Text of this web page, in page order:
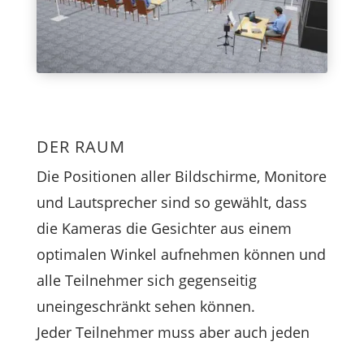
DER RAUM
Die Positionen aller Bildschirme, Monitore
und Lautsprecher sind so gewählt, dass
die Kameras die Gesichter aus einem
optimalen Winkel aufnehmen können und
alle Teilnehmer sich gegenseitig
uneingeschränkt sehen können.
Jeder Teilnehmer muss aber auch jeden